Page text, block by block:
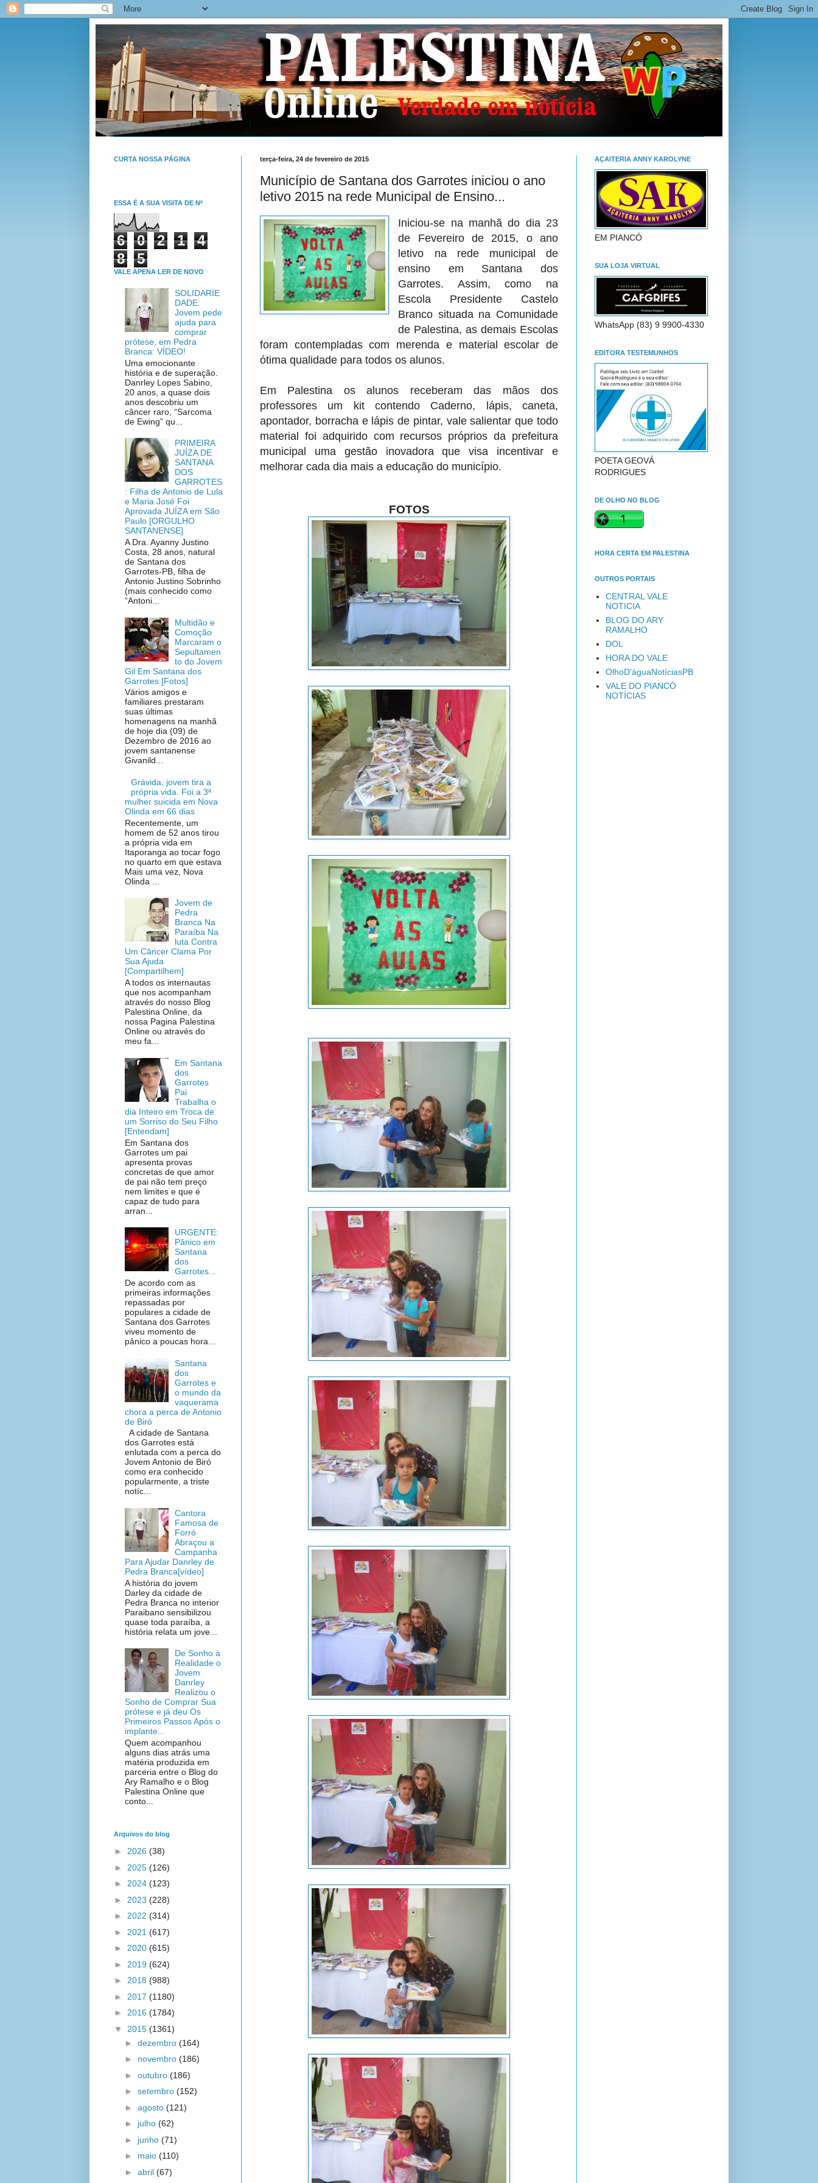
terça-feira, 24 de fevereiro de 2015
Município de Santana dos Garrotes iniciou o ano
letivo 2015 na rede Municipal de Ensino...
Iniciou-se na manhã do dia 23
de Fevereiro de 2015, o ano
letivo na rede municipal de
ensino em Santana dos
Garrotes. Assim, como na
Escola Presidente Castelo
Branco situada na Comunidade
de Palestina, as demais Escolas
foram contempladas com merenda e material escolar de
ótima qualidade para todos os alunos.
Em Palestina os alunos receberam das mãos dos
professores um kit contendo Caderno, lápis, caneta,
apontador, borracha e lápis de pintar, vale salientar que todo
material foi adquirido com recursos próprios da prefeitura
municipal uma gestão inovadora que visa incentivar e
melhorar cada dia mais a educação do município.
FOTOS
CURTA NOSSA PÁGINA
ESSA É A SUA VISITA DE Nº
6 0 2 1
4
8
5
VALE APENA LER DE NOVO
SOLIDARIE
DADE:
Jovem pede
ajuda para
comprar
prótese, em Pedra
Branca: VÍDEO!
Uma emocionante
história e de superação.
Danrley Lopes Sabino,
20 anos, a quase dois
anos descobriu um
câncer raro, “Sarcoma
de Ewing” qu...
PRIMEIRA
JUÍZA DE
SANTANA
DOS
GARROTES
: Filha de Antonio de Lula
e Maria José Foi
Aprovada JUÍZA em São
Paulo [ORGULHO
SANTANENSE]
A Dra. Ayanny Justino
Costa, 28 anos, natural
de Santana dos
Garrotes-PB, filha de
Antonio Justino Sobrinho
(mais conhecido como
“Antoni...
Multidão e
Comoção
Marcaram o
Sepultamen
to do Jovem
Gil Em Santana dos
Garrotes [Fotos]
Vários amigos e
familiares prestaram
suas últimas
homenagens na manhã
de hoje dia (09) de
Dezembro de 2016 ao
jovem santanense
Givanild...
Grávida, jovem tira a
própria vida. Foi a 3ª
mulher suicida em Nova
Olinda em 66 dias
Recentemente, um
homem de 52 anos tirou
a própria vida em
Itaporanga ao tocar fogo
no quarto em que estava
Mais uma vez, Nova
Olinda ...
Jovem de
Pedra
Branca Na
Paraíba Na
luta Contra
Um Câncer Clama Por
Sua Ajuda
[Compartilhem]
A todos os internautas
que nos acompanham
através do nosso Blog
Palestina Online, da
nossa Pagina Palestina
Online ou através do
meu fa...
Em Santana
dos
Garrotes
Pai
Trabalha o
dia Inteiro em Troca de
um Sorriso do Seu Filho
[Entendam]
Em Santana dos
Garrotes um pai
apresenta provas
concretas de que amor
de pai não tem preço
nem limites e que é
capaz de tudo para
arran...
URGENTE:
Pânico em
Santana
dos
Garrotes...
De acordo com as
primeiras informações
repassadas por
populares a cidade de
Santana dos Garrotes
viveu momento de
pânico a poucas hora...
Santana
dos
Garrotes e
o mundo da
vaquerama
chora a perca de Antonio
de Biró
A cidade de Santana
dos Garrotes está
enlutada com a perca do
Jovem Antonio de Biró
como era conhecido
popularmente, a triste
notíc...
Cantora
Famosa de
Forró
Abraçou a
Campanha
Para Ajudar Danrley de
Pedra Branca[vídeo]
A história do jovem
Darley da cidade de
Pedra Branca no interior
Paraibano sensibilizou
quase toda paraíba, a
história relata um jove...
De Sonho à
Realidade o
Jovem
Danrley
Realizou o
Sonho de Comprar Sua
prótese e já deu Os
Primeiros Passos Após o
implante...
Quem acompanhou
alguns dias atrás uma
matéria produzida em
parceria entre o Blog do
Ary Ramalho e o Blog
Palestina Online que
conto...
Arquivos do blog
► 2026 (38)
► 2025 (126)
► 2024 (123)
► 2023 (228)
► 2022 (314)
► 2021 (617)
► 2020 (615)
► 2019 (624)
► 2018 (988)
► 2017 (1180)
► 2016 (1784)
▼ 2015 (1361)
► dezembro (164)
► novembro (186)
► outubro (186)
► setembro (152)
► agosto (121)
► julho (62)
► junho (71)
► maio (110)
► abril (67)
AÇAITERIA ANNY KAROLYNE
EM PIANCÓ
SUA LOJA VIRTUAL
WhatsApp (83) 9 9900-4330
EDITORA TESTEMUNHOS
POETA GEOVÁ
RODRIGUES
DE OLHO NO BLOG
HORA CERTA EM PALESTINA
OUTROS PORTAIS
CENTRAL VALE
NOTICIA
BLOG DO ARY
RAMALHO
DOL
HORA DO VALE
OlhoD'águaNotíciasPB
VALE DO PIANCÓ
NOTÍCIAS